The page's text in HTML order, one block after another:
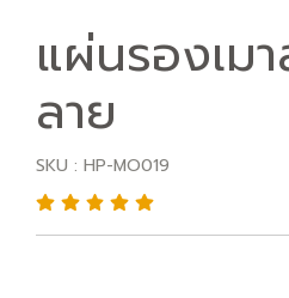
แผ่นรองเม
ลาย
SKU : HP-MO019